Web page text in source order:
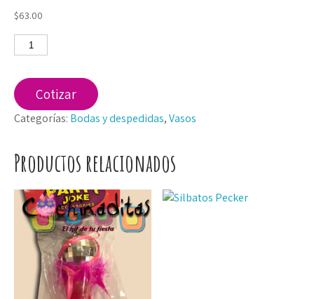
$63.00
Vaso
de
despedida
de
soltero
cantidad
Cotizar
Categorías: Bodas y despedidas,Vasos
Productos relacionados